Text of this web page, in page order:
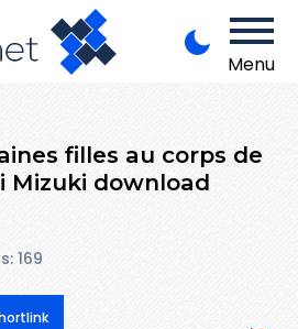
Menu
filles au corps de
Mizuki download
169